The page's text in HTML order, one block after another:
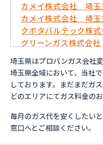
カメイ株式会社 埼玉
カメイ株式会社 埼
クボタバルテック株式
グリーンガス株式会社
さいたま農業協同組
サシダ商事株式会社
さわだ商店
ツルミエネルギー株式
フジオックス株式会
フジオックス株式会
埼玉県はプロパンガス会社
埼玉県全域において、当社
しております。まだまだガ
どのエリアにてガス料金の
毎月のガス代を安くしたい
窓口へとご相談ください。